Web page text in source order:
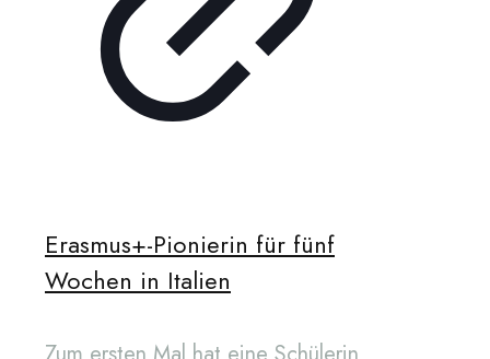
Erasmus+-Pionierin für fünf
Wochen in Italien